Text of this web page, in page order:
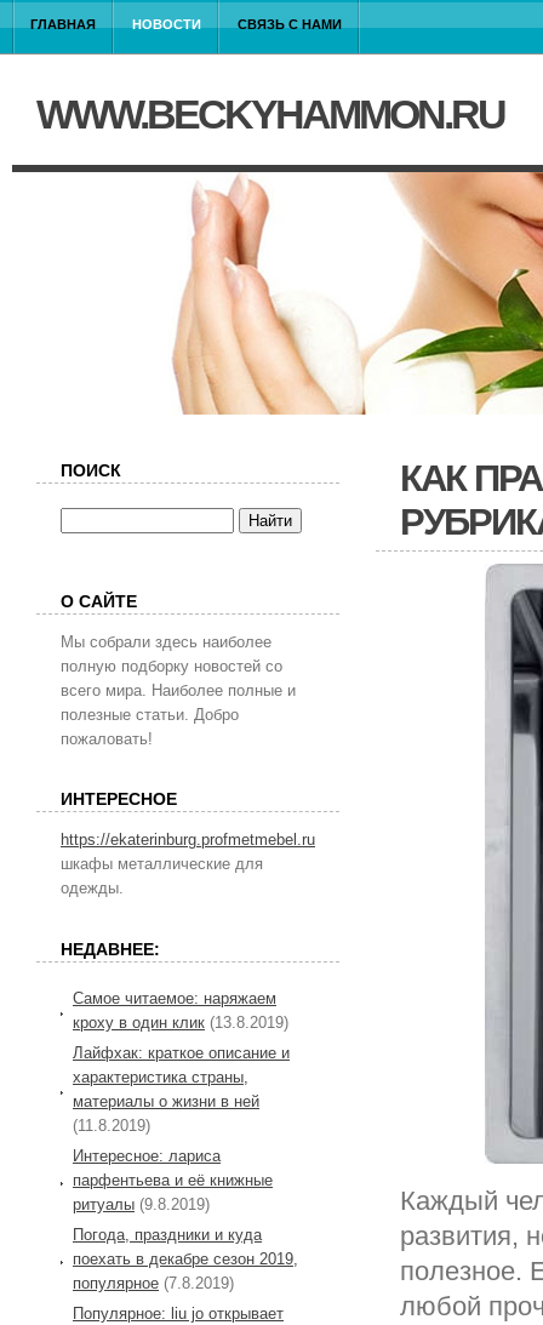
ГЛАВНАЯ НОВОСТИ СВЯЗЬ С НАМИ
WWW.BECKYHAMMON.RU
КАК
Каждый
развития,
полезное.
любой
ПОИСК
О САЙТЕ
Мы собрали здесь наиболее
полную подборку новостей со
всего мира. Наиболее полные и
полезные статьи. Добро
пожаловать!
ИНТЕРЕСНОЕ
https://ekaterinburg.profmetmebel.ru
шкафы металлические для
одежды.
НЕДАВНЕЕ:
Самое читаемое: наряжаем
кроху в один клик (13.8.2019)
Лайфхак: краткое описание и
характеристика страны,
материалы о жизни в ней
(11.8.2019)
Интересное: лариса
парфентьева и её книжные
ритуалы (9.8.2019)
Погода, праздники и куда
поехать в декабре сезон 2019,
популярное (7.8.2019)
Популярное: liu jo открывает